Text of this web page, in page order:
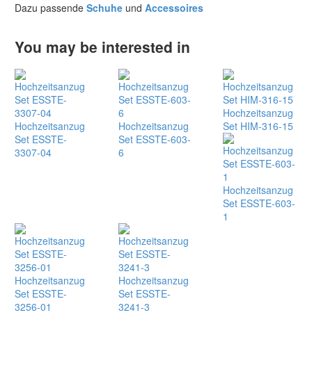
Dazu passende Schuhe und Accessoires
You may be interested in
Hochzeitsanzug
Set ESSTE-
3307-04
Hochzeitsanzug
Set ESSTE-603-
6
Hochzeitsanzug
Set HIM-316-15
Hochzeitsanzug
Set ESSTE-603-
1
Hochzeitsanzug
Set ESSTE-
3256-01
Hochzeitsanzug
Set ESSTE-
3241-3